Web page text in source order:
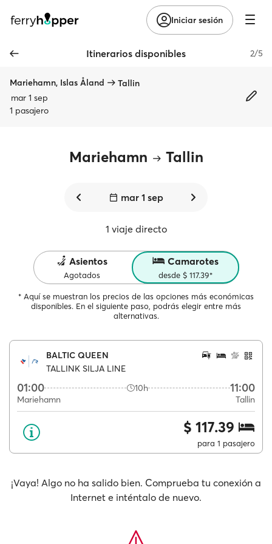
Iniciar sesión
Itinerarios disponibles 2/5
Mariehamn, Islas Åland
Tallin
mar 1 sep
1 pasajero
Mariehamn Tallin
mar 1 sep
1 viaje directo
Asientos
Agotados
Camarotes
desde $ 117.39*
* Aquí se muestran los precios de las opciones más económicas
disponibles. En el siguiente paso, podrás elegir entre más
alternativas.
BALTIC QUEEN
TALLINK SILJA LINE
01:00 10h 11:00
Mariehamn Tallin
$ 117.39
para 1 pasajero
¡Vaya! Algo no ha salido bien. Comprueba tu conexión a
Internet e inténtalo de nuevo.